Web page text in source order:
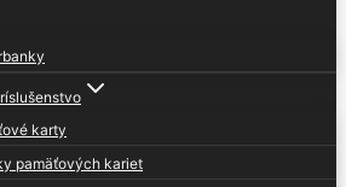
karty
pamäťových kariet